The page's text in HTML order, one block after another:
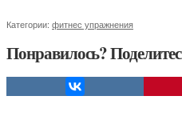
Категории: фитнес упражнения
Понравилось?